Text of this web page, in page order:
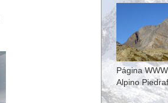
Página
Alpino